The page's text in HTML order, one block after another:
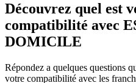
Découvrez quel est
compatibilité avec
DOMICILE
Répondez a quelques questions
votre compatibilité avec les